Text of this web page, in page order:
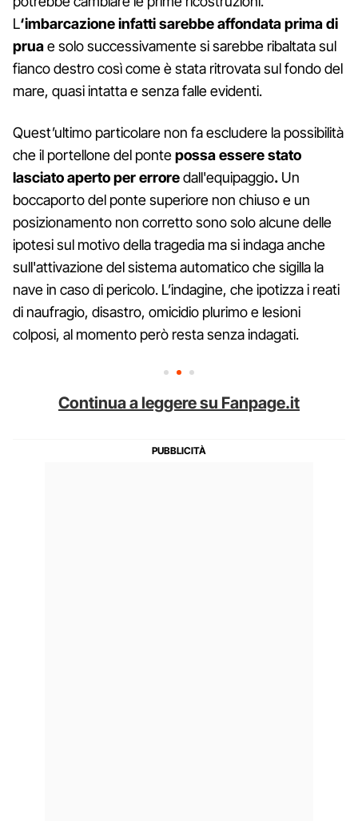
L‘imbarcazione infatti sarebbe affondata prima di
pruae solo successivamente si sarebbe ribaltata sul
fianco destro così come è stata ritrovata sul fondo del
mare, quasi intatta e senza falle evidenti.
Quest’ultimo particolare non fa escludere la possibilità
che il portellone del pontepossa essere stato
lasciato aperto per erroredall'equipaggio. Un
boccaporto del ponte superiore non chiuso e un
posizionamento non corretto sono solo alcune delle
ipotesi sul motivo della tragedia ma si indaga anche
sull'attivazione del sistema automatico che sigilla la
nave in caso di pericolo. L’indagine, che ipotizza i reati
di naufragio, disastro, omicidio plurimo e lesioni
colposi, al momento però resta senza indagati.
Continua a leggere su Fanpage.it